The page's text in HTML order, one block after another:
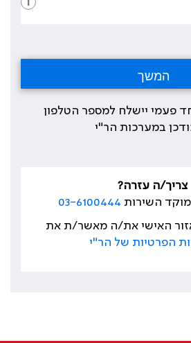
פעמי יישלח למספר הטלפון
במערכות הר"י
צריך/ה עזרה?
השירות 03-6100444
האישי את/ה מאשר/ת את
הפרטיות של הר"י